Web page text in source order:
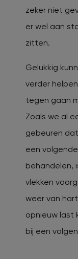
zeker niet
er wel aan
zitten.
Gelukkig
verder
tegen gaan
Zoals we al
gebeuren
een
behandelen,
vlekken
weer van
opnieuw last
bij een